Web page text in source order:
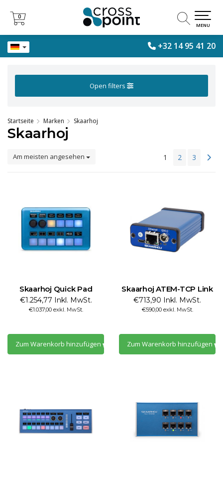
+32 14 95 41 20
0
0
MENU
Open filters
Startseite Marken Skaarhoj
Skaarhoj
Am meisten angesehen 1 2 3
Skaarhoj Quick Pad
€1.254,77 Inkl. MwSt.
€1.037,00 exkl. MwSt.
Zum Warenkorb hinzufügen
Skaarhoj ATEM-TCP Link
€713,90 Inkl. MwSt.
€590,00 exkl. MwSt.
Zum Warenkorb hinzufügen